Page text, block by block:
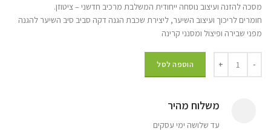
מסכה להזנה ועיצוב נוסחה ייחודית המשלבת מרכיב חדשני – ציטוזן.
חומרים לריכוך ועיצוב השיער, ליצירת שכבת הגנה דקה סביב סיב השיער להגנה
מפני שבירה ופיצול ומסנני קרינה
הוספה לסל
משלוח מהיר
עד שלושה ימי עסקים